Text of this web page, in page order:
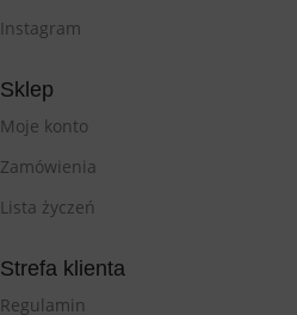
Instagram
Sklep
Moje konto
Zamówienia
Lista życzeń
Strefa klienta
Regulamin